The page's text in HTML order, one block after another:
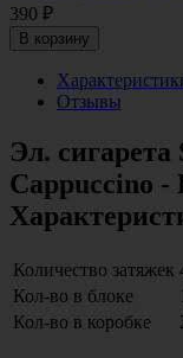
390 ₽
В корзину
Отзывы
Эл.
Cappuccino -
Количество затяжек
Кол-во в блоке
Кол-во в коробке